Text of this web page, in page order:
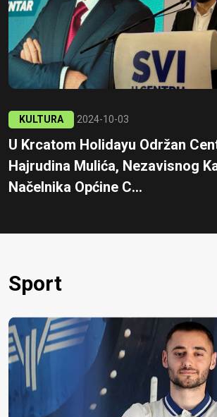
KULTURA 2024-10-03
U Krcatom Holidayu Održan
Hajrudina Mulića, Nezavisnog
Načelnika Općine C...
Sport